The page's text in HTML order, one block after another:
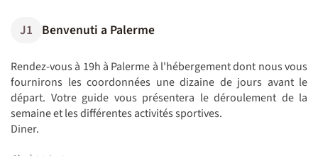
J1 Benvenuti a Palerme
Rendez-vous à 19h à Palerme à l'hébergement dont nous vous
fournirons les coordonnées une dizaine de jours avant le
départ. Votre guide vous présentera le déroulement de la
semaine et les différentes activités sportives.
Diner.